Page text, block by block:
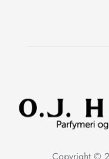
Copyright ©